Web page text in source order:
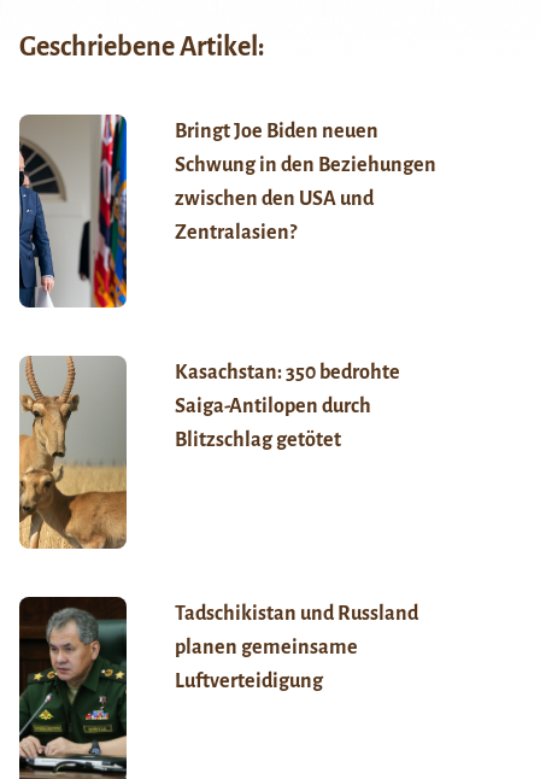
Geschriebene Artikel:
Bringt Joe Biden neuen
Schwung in den Beziehungen
zwischen den USA und
Zentralasien?
Kasachstan: 350 bedrohte
Saiga-Antilopen durch
Blitzschlag getötet
Tadschikistan und Russland
planen gemeinsame
Luftverteidigung